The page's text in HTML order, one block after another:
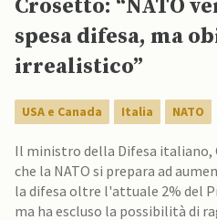
Crosetto: “NATO
spesa difesa, ma
irrealistico”
USA e Canada Italia NATO
Il ministro della Difesa italiano,
che la NATO si prepara ad
la difesa oltre l'attuale 2% del
ma ha escluso la possibilità di